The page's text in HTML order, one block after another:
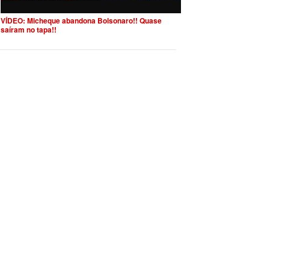
VÍDEO: Micheque abandona Bolsonaro!! Quase
saíram no tapa!!